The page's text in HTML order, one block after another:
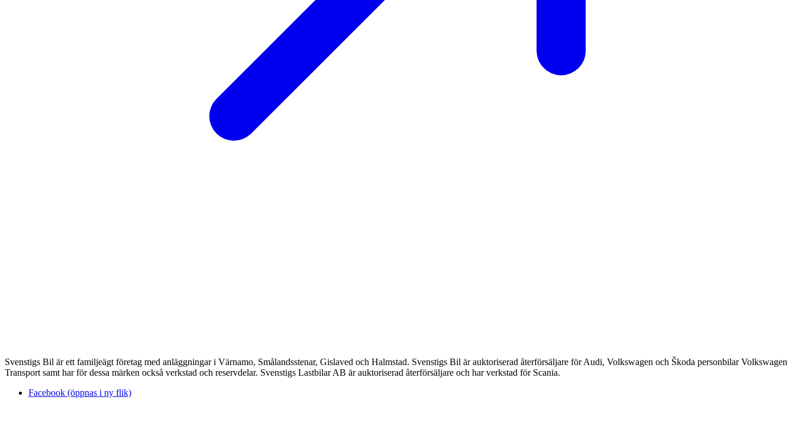
Svenstigs Bil är ett familjeägt företag med anläggningar i Värnamo, Smålandsstenar, Gislaved och Halmstad. Svenstigs Bil är auktoriserad återförsäljare för Audi, Volkswagen och Škoda personbilar Volkswagen
Transport samt har för dessa märken också verkstad och reservdelar. Svenstigs Lastbilar AB är auktoriserad återförsäljare och har verkstad för Scania.
Facebook (öppnas i ny flik)